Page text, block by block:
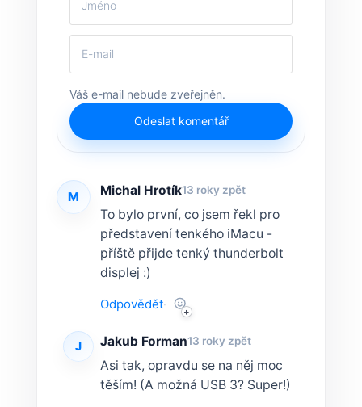
Váš e-mail nebude zveřejněn.
Odeslat komentář
M Michal Hrotík13 roky zpět
To bylo první, co jsem řekl pro
představení tenkého iMacu -
příště přijde tenký thunderbolt
displej :)
Odpovědět·
J Jakub Forman13 roky zpět
Asi tak, opravdu se na něj moc
těším! (A možná USB 3? Super!)